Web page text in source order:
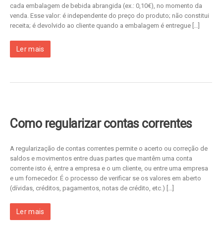
cada embalagem de bebida abrangida (ex.: 0,10€), no momento da
venda. Esse valor: é independente do preço do produto; não constitui
receita; é devolvido ao cliente quando a embalagem é entregue […]
Ler mais
Como regularizar contas correntes
A regularização de contas correntes permite o acerto ou correção de
saldos e movimentos entre duas partes que mantêm uma conta
corrente isto é, entre a empresa e o um cliente, ou entre uma empresa
e um fornecedor. É o processo de verificar se os valores em aberto
(dívidas, créditos, pagamentos, notas de crédito, etc.) […]
Ler mais